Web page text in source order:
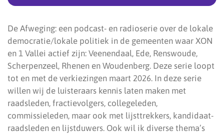
De Afweging: een podcast- en radioserie over de lokale
democratie/lokale politiek in de gemeenten waar XON
en 1 Vallei actief zijn: Veenendaal, Ede, Renswoude,
Scherpenzeel, Rhenen en Woudenberg. Deze serie loopt
tot en met de verkiezingen maart 2026. In deze serie
willen wij de luisteraars kennis laten maken met
raadsleden, fractievolgers, collegeleden,
commissieleden, maar ook met lijsttrekkers, kandidaat-
raadsleden en lijstduwers. Ook wil ik diverse thema’s